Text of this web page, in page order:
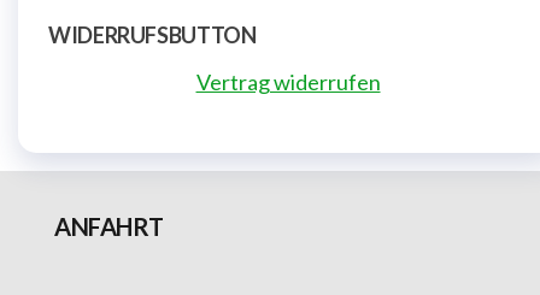
WIDERRUFSBUTTON
Vertrag widerrufen
ANFAHRT